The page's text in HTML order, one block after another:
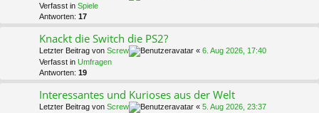
Verfasst in Spiele
Antworten: 17
Knackt die Switch die PS2?
Letzter Beitrag von Screw « 6. Aug 2026, 17:40
Verfasst in Umfragen
Antworten: 19
Interessantes und Kurioses aus der Welt
Letzter Beitrag von Screw « 5. Aug 2026, 23:37